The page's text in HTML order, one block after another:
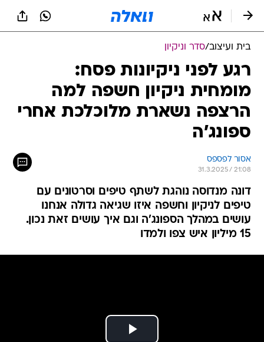
בית ועיצוב/סדר וניקיון
רגע לפני ניקיונות פסח:
מומחית ניקיון חשפה למה
הרצפה נשארת מלוכלכת אחרי
ספונג'ה
אסור לפספס
31.3.2025 / 21:08
דונה מנדוסה נוהגת לשתף טיפים וסרטונים עם
טיפים לניקיון וחשפה איזו שגיאה גדולה אנחנו
עושים במהלך הספונג'ה וגם איך עושים זאת נכון.
15 מיליון איש צפו ולמדו